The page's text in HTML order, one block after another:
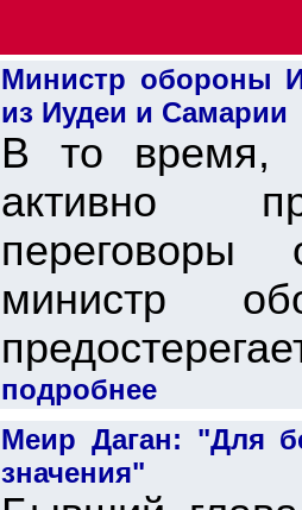
Министр обороны
из Иудеи и Самарии
В то время,
активно
переговоры
министр
подробнее
Меир Даган: "Для
значения"